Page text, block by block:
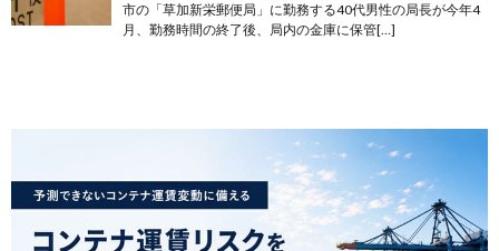
市の「草加新栄郵便局」に勤務する40代男性の局長が今年4
月、勤務時間の終了後、局内の金庫に保管[…]